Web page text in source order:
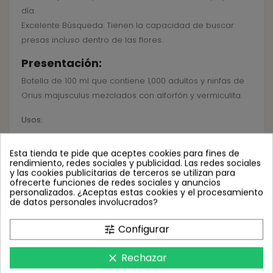
día.
Excelente Búsqueda: Tienen la capacidad de buscar
presas incluso dentro de las flores.
Presentación:
Botella de 100 ml que contiene 1,000 adultos y ninfas de
Orius majusculus mezclados con alforfón y vermiculita.
Usos:
trips (larvas y adultos) en cultivos hortícolas y
ornamentales.
En ausencia de trips, Orius puede subsistir con polen.
Modo de Actuación:
Orius utiliza su aparato bucal para perforar las larvas y
adultos de trips y succionar su contenido.
Instrucciones de Aplicación:
Esta tienda te pide que aceptes cookies para fines de
rendimiento, redes sociales y publicidad. Las redes sociales
y las cookies publicitarias de terceros se utilizan para
ofrecerte funciones de redes sociales y anuncios
personalizados. ¿Aceptas estas cookies y el procesamiento
de datos personales involucrados?
tune Configurar
clear Rechazar